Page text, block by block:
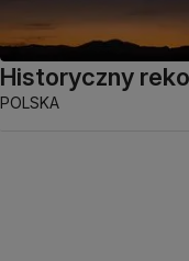
Historyczny
POLSKA